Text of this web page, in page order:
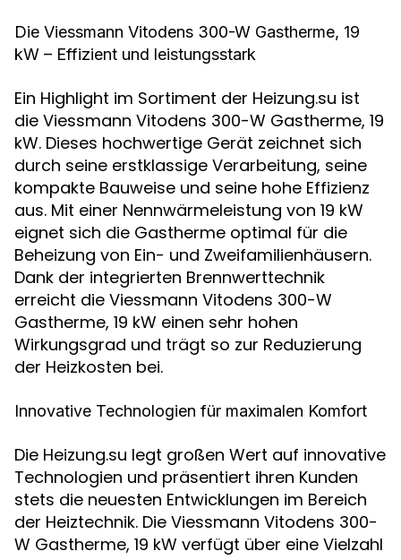
Die Viessmann Vitodens 300-W Gastherme, 19
kW – Effizient und leistungsstark
Ein Highlight im Sortiment der Heizung.su ist
die Viessmann Vitodens 300-W Gastherme, 19
kW. Dieses hochwertige Gerät zeichnet sich
durch seine erstklassige Verarbeitung, seine
kompakte Bauweise und seine hohe Effizienz
aus. Mit einer Nennwärmeleistung von 19 kW
eignet sich die Gastherme optimal für die
Beheizung von Ein- und Zweifamilienhäusern.
Dank der integrierten Brennwerttechnik
erreicht die Viessmann Vitodens 300-W
Gastherme, 19 kW einen sehr hohen
Wirkungsgrad und trägt so zur Reduzierung
der Heizkosten bei.
Innovative Technologien für maximalen Komfort
Die Heizung.su legt großen Wert auf innovative
Technologien und präsentiert ihren Kunden
stets die neuesten Entwicklungen im Bereich
der Heiztechnik. Die Viessmann Vitodens 300-
W Gastherme, 19 kW verfügt über eine Vielzahl